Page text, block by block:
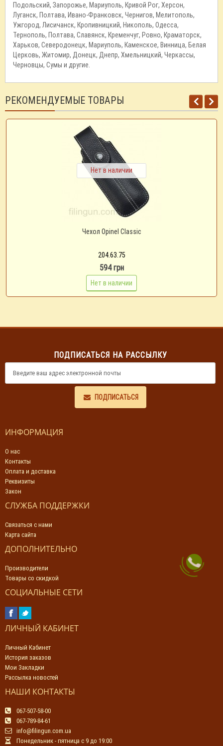
Подольский, Запорожье, Мариуполь, Кривой Рог, Херсон,
Луганск, Полтава, Ивано-Франковск, Чернигов, Мелитополь,
Ужгород, Лисичанск, Кропивницкий, Никополь, Одесса,
Тернополь, Полтава, Славянск, Кременчуг, Ровно, Краматорск,
Харьков, Северодонецк, Мариуполь, Каменское, Винница, Белая
Церковь, Житомир, Донецк, Днепр, Хмельницкий, Черкассы,
Черновцы, Сумы и другие.
РЕКОМЕНДУЕМЫЕ ТОВАРЫ
Нет в наличии
Чехол Opinel Classic
204.63.75
594 грн
Нет в наличии
ПОДПИСАТЬСЯ НА РАССЫЛКУ
ПОДПИСАТЬСЯ
ИНФОРМАЦИЯ
О нас
Контакты
Оплата и доставка
Реквизиты
Закон
СЛУЖБА ПОДДЕРЖКИ
Связаться с нами
Карта сайта
ДОПОЛНИТЕЛЬНО
Производители
Товары со скидкой
СОЦИАЛЬНЫЕ СЕТИ
ЛИЧНЫЙ КАБИНЕТ
Личный Кабинет
История заказов
Мои Закладки
Рассылка новостей
НАШИ КОНТАКТЫ
067-507-58-00
067-789-84-61
info@filingun.com.ua
Понедельник - пятница с 9 до 19:00